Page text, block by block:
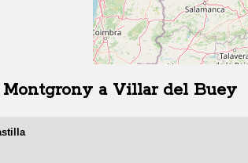
Montgrony a Villar del Buey